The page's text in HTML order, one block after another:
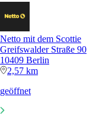
Netto mit dem Scottie
Greifswalder Straße 90
10409 Berlin
2,57 km
geöffnet